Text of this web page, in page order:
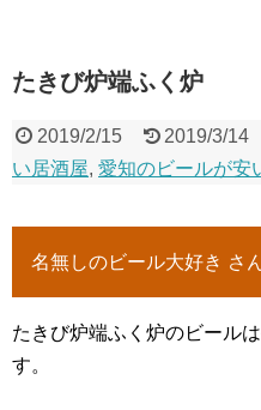
たきび炉端ふく炉
2019/2/15 2019/3/14
い居酒屋, 愛知のビールが安
名無しのビール大好き さ
たきび炉端ふく炉のビール
す。